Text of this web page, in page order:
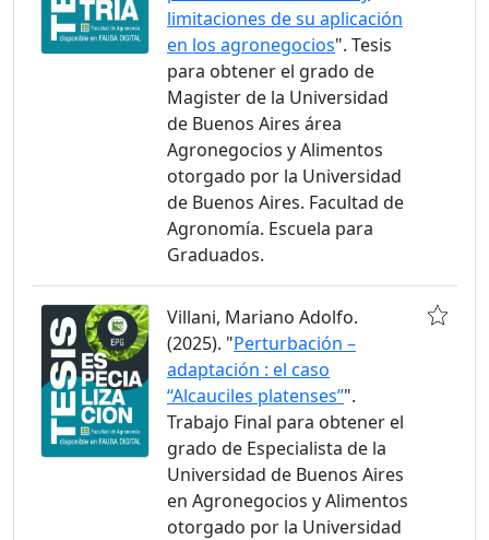
limitaciones de su aplicación
en los agronegocios". Tesis
para obtener el grado de
Magister de la Universidad
de Buenos Aires área
Agronegocios y Alimentos
otorgado por la Universidad
de Buenos Aires. Facultad de
Agronomía. Escuela para
Graduados.
Villani, Mariano Adolfo.
(2025). "Perturbación –
adaptación : el caso
“Alcauciles platenses”".
Trabajo Final para obtener el
grado de Especialista de la
Universidad de Buenos Aires
en Agronegocios y Alimentos
otorgado por la Universidad